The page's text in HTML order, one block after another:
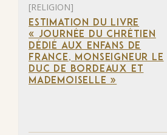
[RELIGION]
ESTIMATION DU LIVRE
« JOURNÉE DU CHRÉTIEN
DÉDIÉ AUX ENFANS DE
FRANCE, MONSEIGNEUR LE
DUC DE BORDEAUX ET
MADEMOISELLE »